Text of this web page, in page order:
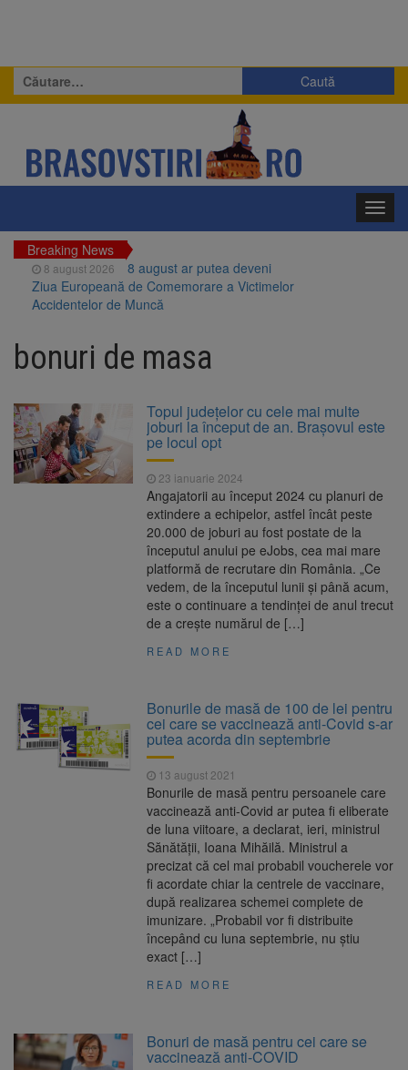
Caută
după:
Breaking News
8 august 2026
8 august ar putea deveni
Ziua Europeană de Comemorare a Victimelor
Accidentelor de Muncă
fostului complex Duplex 91, de lângă Piața
Star
Nivelul Dunării a început să crească
8 august 2026
Asociația Română pentru
Iluminat cere reducerea luminii pe timpul
nopții, nu oprirea iluminatului public
7 august 2026
Trafic blocat pe DN1E Brașov
– Poiana Brașov după un accident. Două
persoane primesc îngrijiri medicale
Se schimbă examenul de
medic specialist. Subiecte unice în toată țara,
aceeași oră și același barem
bonuri de masa
Topul județelor cu cele mai multe
joburi la început de an. Brașovul este
pe locul opt
23 ianuarie 2024
Angajatorii au început 2024 cu planuri de
extindere a echipelor, astfel încât peste
20.000 de joburi au fost postate de la
începutul anului pe eJobs, cea mai mare
platformă de recrutare din România. „Ce
vedem, de la începutul lunii și până acum,
este o continuare a tendinței de anul trecut
de a crește numărul de […]
READ MORE
Bonurile de masă de 100 de lei pentru
cei care se vaccinează anti-Covid s-ar
putea acorda din septembrie
13 august 2021
Bonurile de masă pentru persoanele care
vaccinează anti-Covid ar putea fi eliberate
de luna viitoare, a declarat, ieri, ministrul
Sănătății, Ioana Mihăilă. Ministrul a
precizat că cel mai probabil voucherele vor
fi acordate chiar la centrele de vaccinare,
după realizarea schemei complete de
imunizare. „Probabil vor fi distribuite
începând cu luna septembrie, nu știu
exact […]
READ MORE
Bonuri de masă pentru cei care se
vaccinează anti-COVID